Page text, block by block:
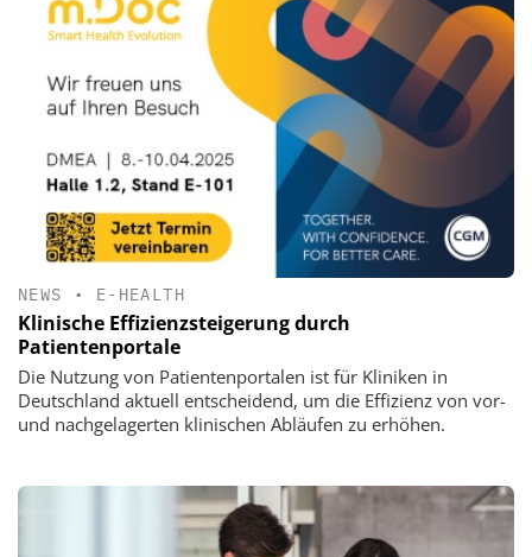
NEWS • E-HEALTH
Klinische Effizienzsteigerung durch
Patientenportale
Die Nutzung von Patientenportalen ist für Kliniken in
Deutschland aktuell entscheidend, um die Effizienz von vor-
und nachgelagerten klinischen Abläufen zu erhöhen.